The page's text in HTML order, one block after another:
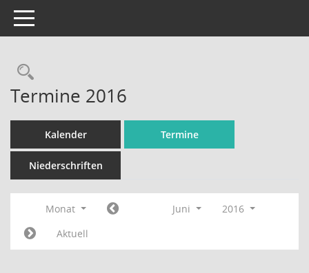
Toggle navigation
Rechercheauswahl
Termine 2016
Kalender Termine
Niederschriften
Monat Juni
2016
Aktuell